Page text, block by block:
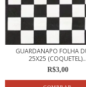
GUARDANAPO FOLHA
25X25 (COQUETEL)...
R$3,00